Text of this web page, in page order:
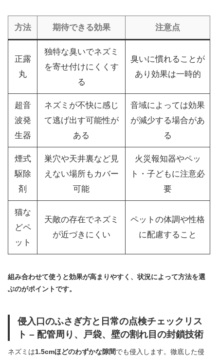
方法 期待できる効果 注意点
正露
丸
独特な臭いでネズミ
を寄せ付けにくくす
る
臭いに慣れることが
あり効果は一時的
超音
波発
生器
ネズミが不快に感じ
て逃げ出す可能性が
ある
音域によっては効果
が減少する場合があ
る
煙式
駆除
剤
巣穴や天井裏など見
えない場所もカバー
可能
火災報知器やペッ
ト・子どもに注意必
要
猫な
どペ
ット
天敵の存在でネズミ
が近づきにくい
ペットの体調や性格
に配慮すること
組み合わせて使うと効果が高まりやすく、状況によって方法を選
ぶのがポイントです。
侵入口のふさぎ方と日常の点検チェックリス
ト – 配管周り、戸袋、壁の割れ目の封鎖技術
ネズミは1.5cmほどのわずかな隙間でも侵入します。徹底した侵